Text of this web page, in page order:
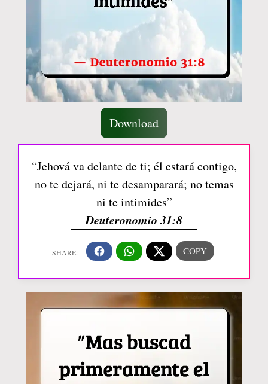
Download
“Jehová va delante de ti; él estará contigo,
no te dejará, ni te desamparará; no temas
ni te intimides”
Deuteronomio 31:8